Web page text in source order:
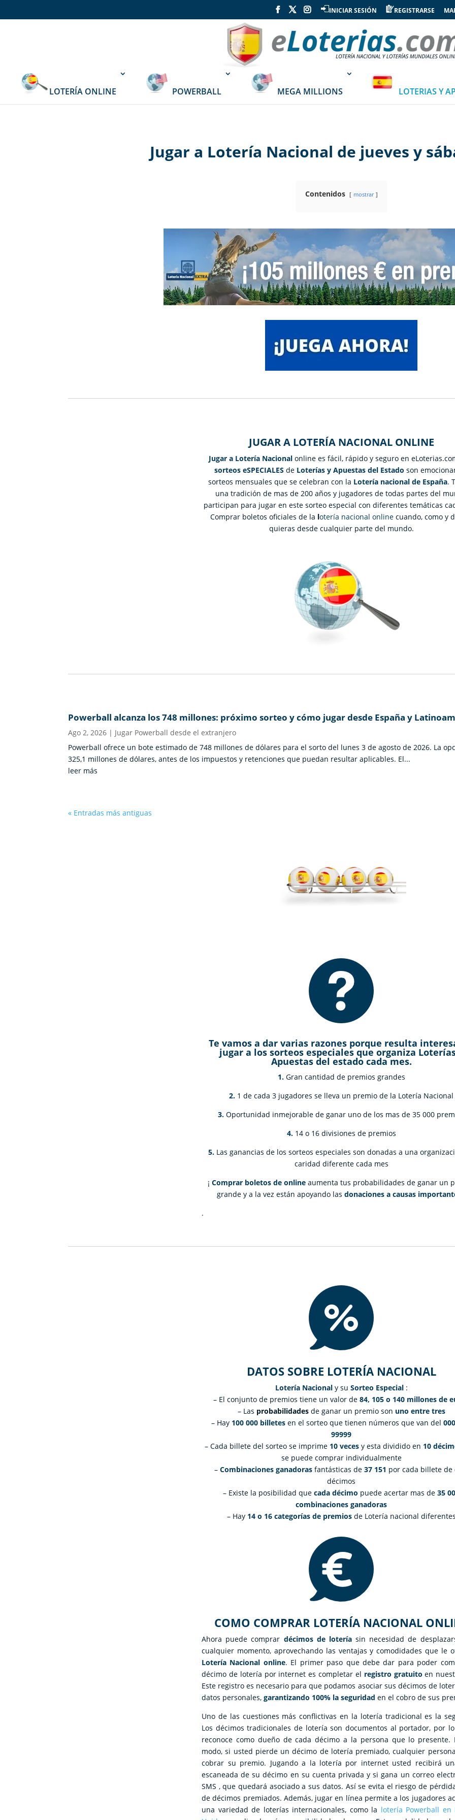
INICIAR SESIÓN REGISTRARSE
LOTERÍA ONLINE POWERBALL MEGA MILLIONS LOTERIAS Y
Jugar a Lotería Nacional de jueves y
Contenidos mostrar
JUGAR A LOTERÍA NACIONAL ONLINE
Jugar a Lotería Nacional online es fácil, rápido y seguro en
sorteos eSPECIALES de Loterías y Apuestas del Estado son
sorteos mensuales que se celebran con la Lotería nacional de España.
una tradición de mas de 200 años y jugadores de todas partes del
participan para jugar en este sorteo especial con diferentes temáticas
Comprar boletos oficiales de la lotería nacional online cuando, como y
quieras desde cualquier parte del mundo.
Powerball alcanza los 748 millones: próximo sorteo y cómo jugar desde España y
Ago 2, 2026 | Jugar Powerball desde el extranjero
Powerball ofrece un bote estimado de 748 millones de dólares para el sorto del lunes 3 de agosto de 2026. La
325,1 millones de dólares, antes de los impuestos y retenciones que puedan resultar aplicables. El...
leer más
« Entradas más antiguas
Te vamos a dar varias razones porque resulta
jugar a los sorteos especialesque organiza
Apuestas del estado cada mes.
1.Gran cantidad de premios grandes
2. 1 de cada 3 jugadores se lleva un premio de la Lotería Nacional
3. Oportunidad inmejorable de ganar uno de los mas de 35 000
4.14 o 16 divisiones de premios
5. Las ganancias de los sorteos especiales son donadas a una
caridad diferente cada mes
¡ Comprar boletos de online aumenta tus probabilidades de ganar un
grande y a la vez están apoyando las donaciones a causas
.
DATOS SOBRE LOTERÍA NACIONAL
Lotería Nacional y su Sorteo Especial :
– El conjunto de premios tiene un valor de 84, 105 o 140 millones de
– Las probabilidadesde ganar un premio son uno entre tres
– Hay 100 000 billetesen el sorteo que tienen números que van del
99999
– Cada billete del sorteo se imprime 10 veces y esta dividido en 10
se puede comprar individualmente
– Combinaciones ganadorasfantásticas de 37 151 por cada billete de
décimos
– Existe la posibilidad que cada décimo puede acertar mas de 35
combinaciones ganadoras
– Hay 14 o 16 categorías de premiosde Lotería nacional diferentes
COMO COMPRAR LOTERÍA NACIONAL
Ahora puede comprar décimos de loteríasin necesidad de
cualquier momento, aprovechando las ventajas y comodidades que le
Lotería Nacional online. El primer paso que debe dar para poder
décimo de lotería por internet es completar el registro gratuito en
Este registro es necesario para que podamos asociar sus décimos de
datos personales, garantizando 100% la seguridad en el cobro de sus
Uno de las cuestiones más conflictivas en la lotería tradicional es la
Los décimos tradicionales de lotería son documentos al portador, por
reconoce como dueño de cada décimo a la persona que lo presente.
modo, si usted pierde un décimo de lotería premiado, cualquier
cobrar su premio. Jugando a la lotería por internet usted recibirá
escaneada de su décimo en su cuenta privada y si gana un correo
SMS , que quedará asociado a sus datos. Así se evita el riesgo de
de décimos premiados. Además, jugar en línea permite a los jugadores
una variedad de loterías internacionales, como la lotería Powerball en